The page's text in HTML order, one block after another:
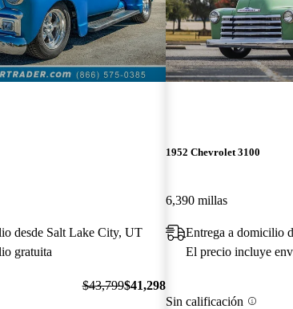
desde Salt Lake City, UT
gratuita
$43,799$41,298
1952 Chevrolet 3100
6,390 millas
Entrega a domicilio
El precio incluye
Sin calificación